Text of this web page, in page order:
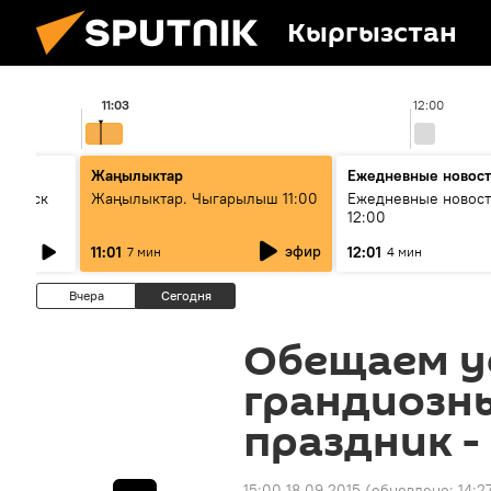
Кыргызстан
12:00
11:03
Жаңылыктар
Жаңылыктар. Чыгарылыш 11:00
11:01 7 мин эфир
Ежедневные
Ежедневные
12:00
12:01 4 мин
Вчера Сегодня
Обещаем
праздник